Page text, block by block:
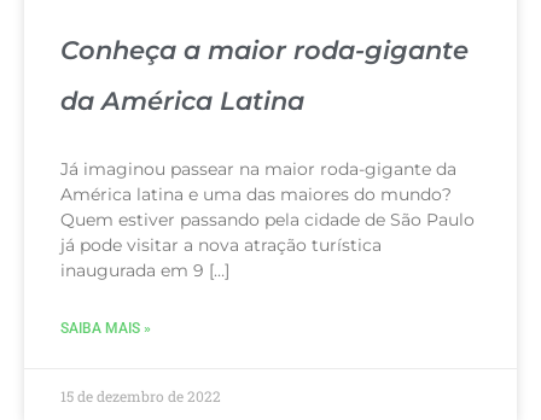
Conheça a maior roda-gigante
da América Latina
Já imaginou passear na maior roda-gigante da
América latina e uma das maiores do mundo?
Quem estiver passando pela cidade de São Paulo
já pode visitar a nova atração turística
inaugurada em 9 […]
SAIBA MAIS »
15 de dezembro de 2022